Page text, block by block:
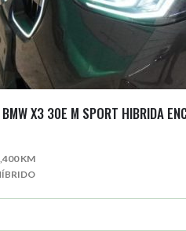
X3 30E M SPORT HIBRIDA
KM